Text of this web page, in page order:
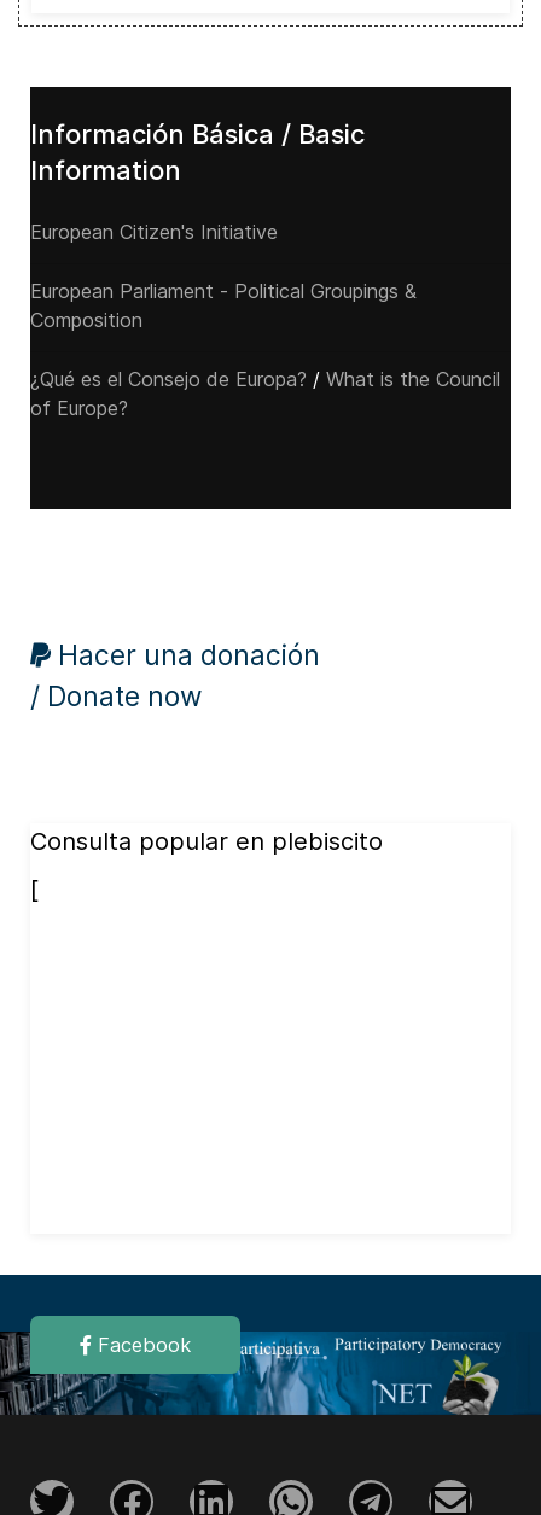
Información Básica / Basic
Information
European Citizen's Initiative
European Parliament - Political Groupings &
Composition
¿Qué es el Consejo de Europa? / What is the Council
of Europe?
Hacer una donación
/ Donate now
Consulta popular en plebiscito
[
Facebook